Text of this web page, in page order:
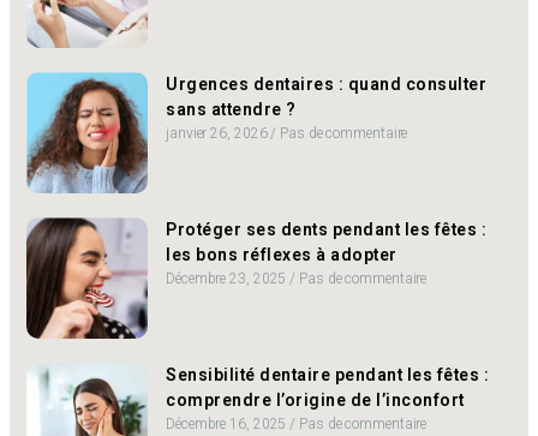
Urgences dentaires : quand consulter
sans attendre ?
janvier 26, 2026 Pas de commentaire
Protéger ses dents pendant les fêtes :
les bons réflexes à adopter
Décembre 23, 2025 Pas de commentaire
Sensibilité dentaire pendant les fêtes :
comprendre l’origine de l’inconfort
Décembre 16, 2025 Pas de commentaire